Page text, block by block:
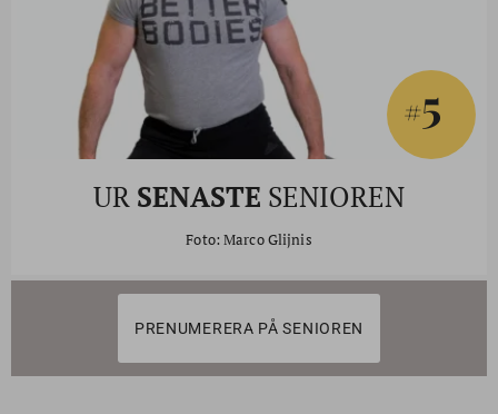
#5
UR SENASTE SENIOREN
Foto: Marco Glijnis
PRENUMERERA PÅ SENIOREN